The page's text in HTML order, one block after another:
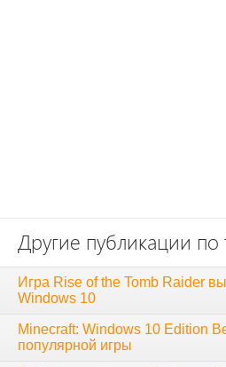
Другие публикации по
Игра Rise of the Tomb Raider
Windows 10
Minecraft: Windows 10 Edition
популярной игры